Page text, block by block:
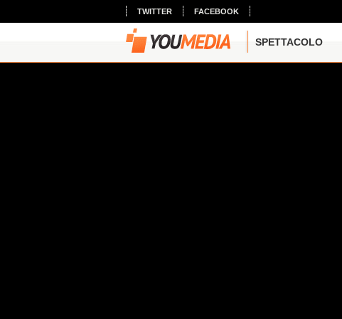
TWITTER FACEBOOK
SPETTACOLO